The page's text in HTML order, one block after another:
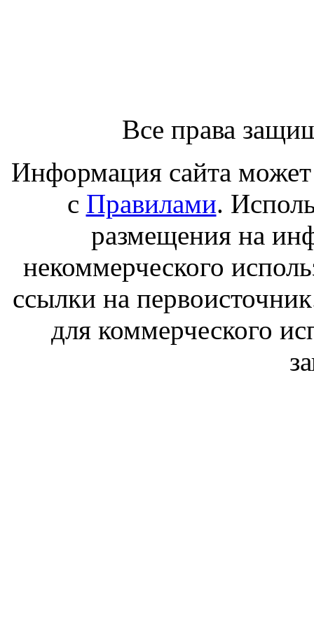
Все права
Информация сайта может
с Правилами.
размещения на
некоммерческого
ссылки на
для коммерческого